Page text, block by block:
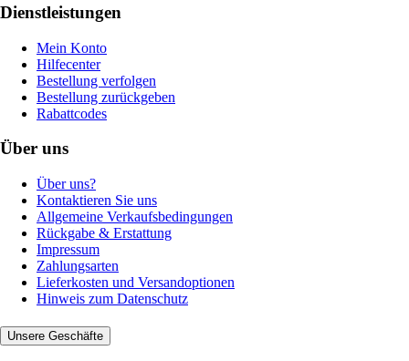
Dienstleistungen
Mein Konto
Hilfecenter
Bestellung verfolgen
Bestellung zurückgeben
Rabattcodes
Über uns
Über uns?
Kontaktieren Sie uns
Allgemeine Verkaufsbedingungen
Rückgabe & Erstattung
Impressum
Zahlungsarten
Lieferkosten und Versandoptionen
Hinweis zum Datenschutz
Unsere Geschäfte